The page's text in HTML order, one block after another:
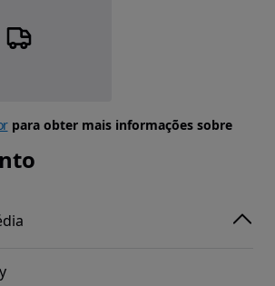
para obter mais informações sobre